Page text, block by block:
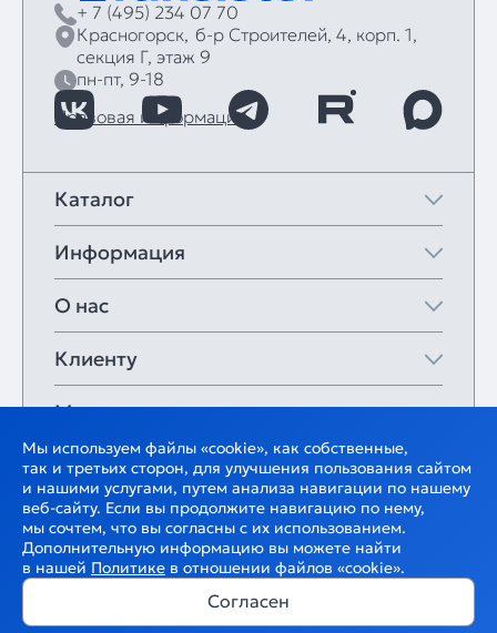
В корзину
+ 7 (495) 234 07 70
Красногорск, б‑р Строителей, 4, корп. 1,
секция Г, этаж 9
пн-пт, 9-18
Правовая информация
Каталог
Информация
О нас
Клиенту
Мои закладки
Мы используем файлы «cookie», как собственные,
так и третьих сторон, для улучшения пользования сайтом
и нашими услугами, путем анализа навигации по нашему
веб-сайту. Если вы продолжите навигацию по нему,
мы сочтем, что вы согласны с их использованием.
Дополнительную информацию вы можете найти
в нашей Политике в отношении файлов «cookie».
Согласен